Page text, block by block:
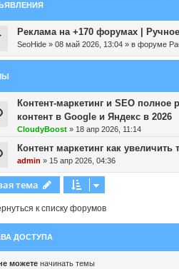
Реклама на +170 форумах |
SeoHide » 08 май 2026, 13:04 » в форуме
Контент-маркетинг и SEO
контент в Google и Яндекс в 2026
CloudyBoost » 18 апр 2026, 11:14
Контент маркетинг как
admin » 15 апр 2026, 04:36
тема
к списку форумов
ДОСТУПА
можете начинать темы